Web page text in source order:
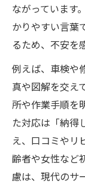
ながっています
かりやすい言葉
るため、不安を
例えば、車検や
真や図解を交え
所や作業手順を
た対応は「納得
え、口コミやリ
齢者や女性など
慮は、現代のサ